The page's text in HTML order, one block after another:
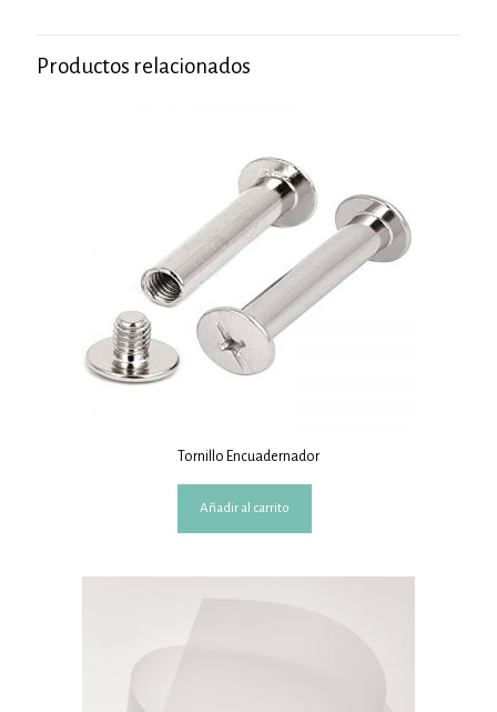
Productos relacionados
Tornillo Encuadernador
Añadir al carrito